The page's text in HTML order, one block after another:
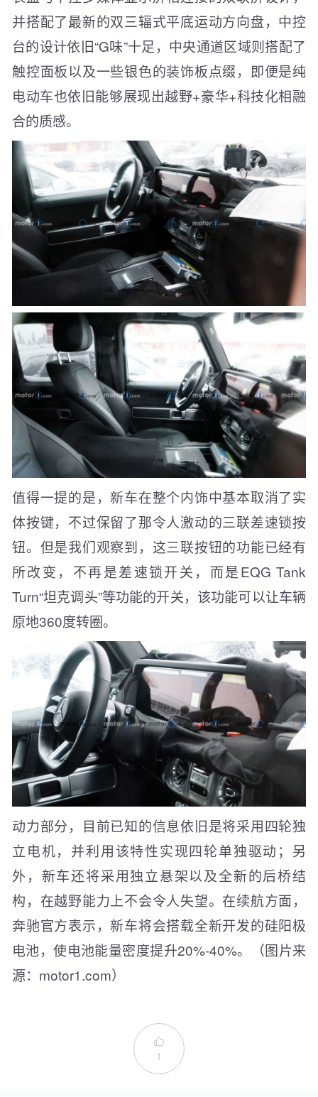
并搭配了最新的双三辐式平底运动方向盘，中控
台的设计依旧“G味”十足，中央通道区域则搭配了
触控面板以及一些银色的装饰板点缀，即便是纯
电动车也依旧能够展现出越野+豪华+科技化相融
合的质感。
值得一提的是，新车在整个内饰中基本取消了实
体按键，不过保留了那令人激动的三联差速锁按
钮。但是我们观察到，这三联按钮的功能已经有
所改变，不再是差速锁开关，而是EQG Tank
Turn“坦克调头”等功能的开关，该功能可以让车辆
原地360度转圈。
动力部分，目前已知的信息依旧是将采用四轮独
立电机，并利用该特性实现四轮单独驱动；另
外，新车还将采用独立悬架以及全新的后桥结
构，在越野能力上不会令人失望。在续航方面，
奔驰官方表示，新车将会搭载全新开发的硅阳极
电池，使电池能量密度提升20%-40%。（图片来
源：motor1.com）

1